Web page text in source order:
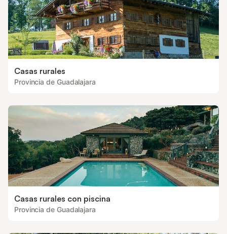
Casas rurales
Provincia de Guadalajara
Casas rurales con piscina
Provincia de Guadalajara